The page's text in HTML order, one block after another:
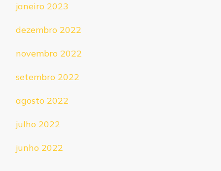
janeiro 2023
dezembro 2022
novembro 2022
setembro 2022
agosto 2022
julho 2022
junho 2022